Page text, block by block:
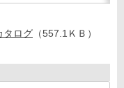
タログ （557.1ＫＢ）